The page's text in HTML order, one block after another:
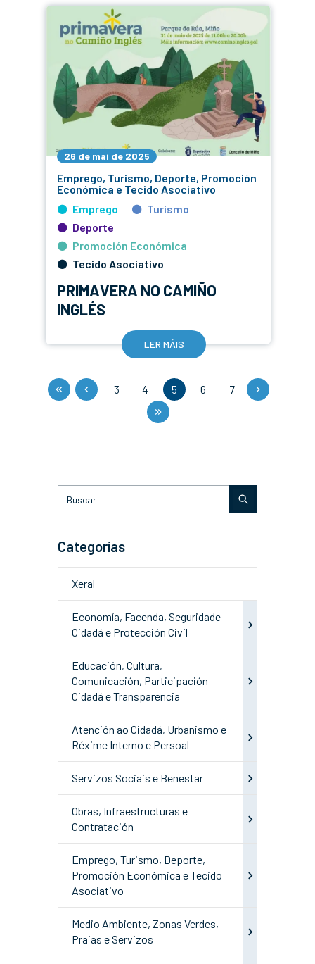
26 de mai de 2025
Emprego, Turismo, Deporte, Promoción
Económica e Tecido Asociativo
Emprego
Turismo
Deporte
Promoción Económica
Tecido Asociativo
PRIMAVERA NO CAMIÑO
INGLÉS
LER MÁIS
3 4 5 6 7
Categorías
Xeral
Economía, Facenda, Seguridade
Cidadá e Protección Civil
Educación, Cultura,
Comunicación, Participación
Cidadá e Transparencia
Atención ao Cidadá, Urbanismo e
Réxime Interno e Persoal
Servizos Sociais e Benestar
Obras, Infraestructuras e
Contratación
Emprego, Turismo, Deporte,
Promoción Económica e Tecido
Asociativo
Medio Ambiente, Zonas Verdes,
Praias e Servizos